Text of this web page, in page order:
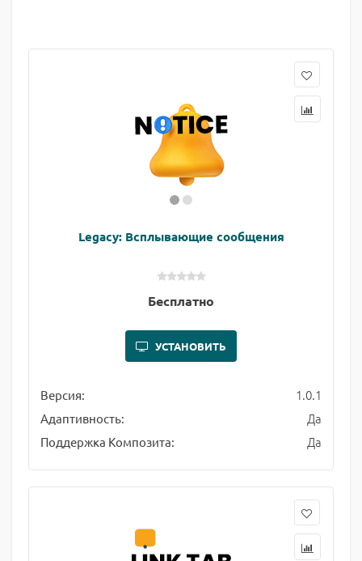
Legacy: Всплывающие сообщения
Бесплатно
УСТАНОВИТЬ
Версия: 1.0.1
Адаптивность: Да
Поддержка Композита: Да